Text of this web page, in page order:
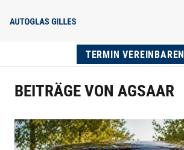
TERMIN VEREINBAREN
BEITRÄGE VON AGSAAR